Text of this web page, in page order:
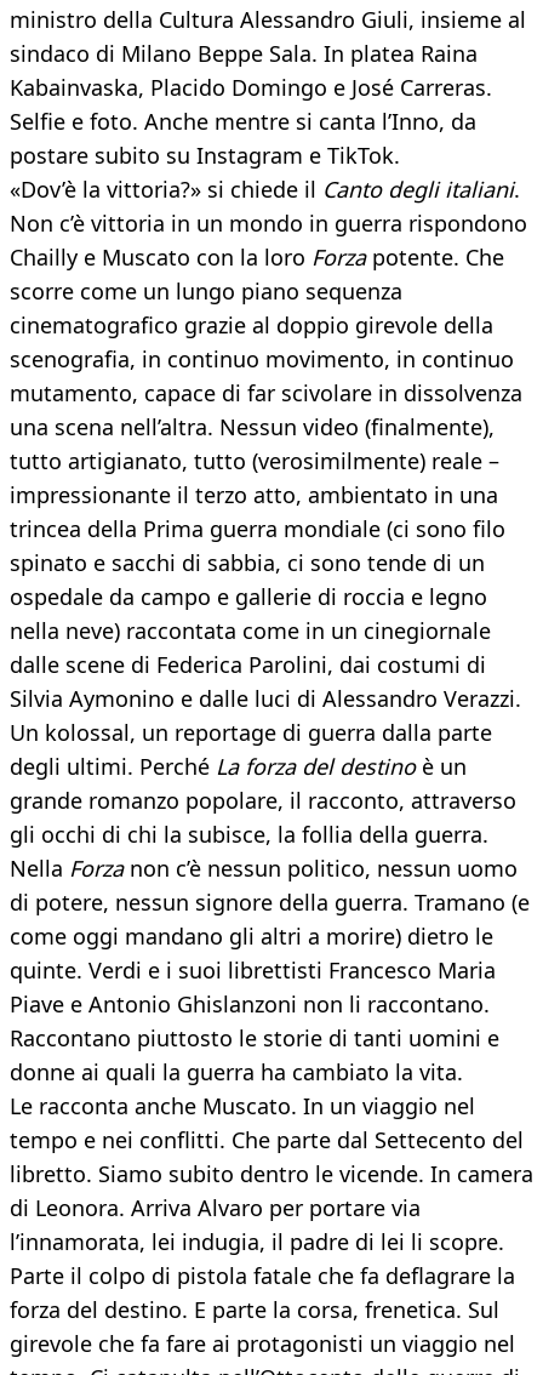
ministro della Cultura Alessandro Giuli, insieme al
sindaco di Milano Beppe Sala. In platea Raina
Kabainvaska, Placido Domingo e José Carreras.
Selfie e foto. Anche mentre si canta l’Inno, da
postare subito su Instagram e TikTok.
«Dov’è la vittoria?» si chiede il Canto degli italiani.
Non c’è vittoria in un mondo in guerra rispondono
Chailly e Muscato con la loro Forzapotente. Che
scorre come un lungo piano sequenza
cinematografico grazie al doppio girevole della
scenografia, in continuo movimento, in continuo
mutamento, capace di far scivolare in dissolvenza
una scena nell’altra. Nessun video (finalmente),
tutto artigianato, tutto (verosimilmente) reale –
impressionante il terzo atto, ambientato in una
trincea della Prima guerra mondiale (ci sono filo
spinato e sacchi di sabbia, ci sono tende di un
ospedale da campo e gallerie di roccia e legno
nella neve) raccontata come in un cinegiornale
dalle scene di Federica Parolini, dai costumi di
Silvia Aymonino e dalle luci di Alessandro Verazzi.
Un kolossal, un reportage di guerra dalla parte
degli ultimi. Perché La forza del destinoè un
grande romanzo popolare, il racconto, attraverso
gli occhi di chi la subisce, la follia della guerra.
Nella Forzanon c’è nessun politico, nessun uomo
di potere, nessun signore della guerra. Tramano (e
come oggi mandano gli altri a morire) dietro le
quinte. Verdi e i suoi librettisti Francesco Maria
Piave e Antonio Ghislanzoni non li raccontano.
Raccontano piuttosto le storie di tanti uomini e
donne ai quali la guerra ha cambiato la vita.
Le racconta anche Muscato. In un viaggio nel
tempo e nei conflitti. Che parte dal Settecento del
libretto. Siamo subito dentro le vicende. In camera
di Leonora. Arriva Alvaro per portare via
l’innamorata, lei indugia, il padre di lei li scopre.
Parte il colpo di pistola fatale che fa deflagrare la
forza del destino. E parte la corsa, frenetica. Sul
girevole che fa fare ai protagonisti un viaggio nel